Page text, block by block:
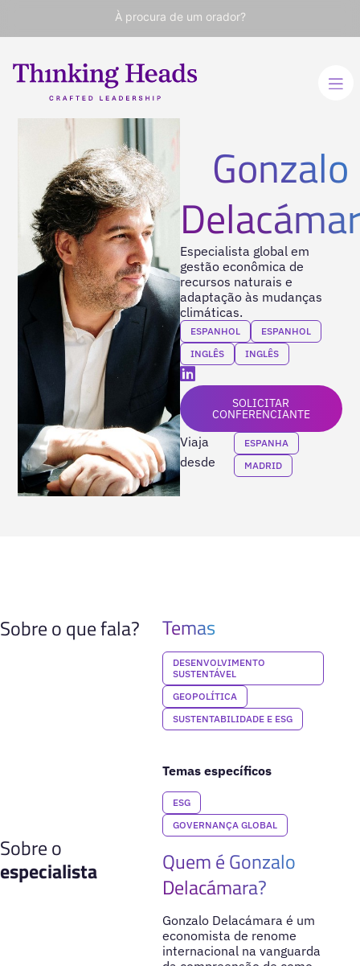
À procura de um orador?
Gonzalo
Especialista global em
gestão econômica de
recursos naturais e
adaptação às mudanças
climáticas.
ESPANHOL
ESPANHOL
INGLÊS
INGLÊS
SOLICITAR
CONFERENCIANTE
Viaja
desde
ESPANHA
MADRID
Sobre o que fala? Temas
DESENVOLVIMENTO
SUSTENTÁVEL
GEOPOLÍTICA
SUSTENTABILIDADE E ESG
Temas específicos
ESG
GOVERNANÇA GLOBAL
Sobre o
especialista
Quem é Gonzalo
Delacámara?
Gonzalo Delacámara é um
economista de renome
internacional na vanguarda